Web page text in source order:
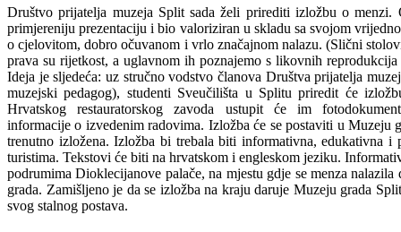
Društvo prijatelja muzeja Split sada želi prirediti izložbu o
primjereniju prezentaciju i bio valoriziran u skladu sa svojom
o cjelovitom, dobro očuvanom i vrlo značajnom nalazu. (Slični
prava su rijetkost, a uglavnom ih poznajemo s likovnih
Ideja je sljedeća: uz stručno vodstvo članova Društva prijatelja
muzejski pedagog), studenti Sveučilišta u Splitu priredit će
Hrvatskog restauratorskog zavoda ustupit će im
informacije o izvedenim radovima. Izložba će se postaviti u Muzeju
trenutno izložena. Izložba bi trebala biti informativna, edukativna i
turistima. Tekstovi će biti na hrvatskom i engleskom jeziku.
podrumima Dioklecijanove palače, na mjestu gdje se menza
grada. Zamišljeno je da se izložba na kraju daruje Muzeju grada
svog stalnog postava.